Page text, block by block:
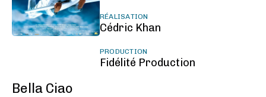
RÉALISATION
Cédric Khan
PRODUCTION
Fidélité Production
Bella Ciao